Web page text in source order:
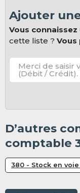
Ajouter
Vous
cette liste ?Vous
Merci de saisir
(Débit / Crédit).
D’autres
comptable
380 - Stock en